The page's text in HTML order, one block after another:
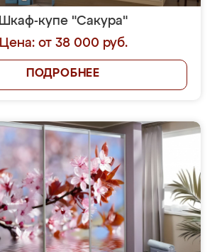
Шкаф-купе "Сакура"
Цена: от 38 000 руб.
ПОДРОБНЕЕ